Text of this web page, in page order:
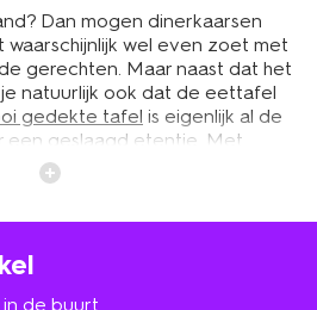
Dan mogen dinerkaarsen
wel even zoet met
gerechten. Maar naast dat het
natuurlijk ook dat de eettafel
gedekte tafel is eigenlijk al de
een geslaagd etentje. Met
chique en knusse look aan
ruim assortiment aan
tussen. Maak het helemaal
de buurt